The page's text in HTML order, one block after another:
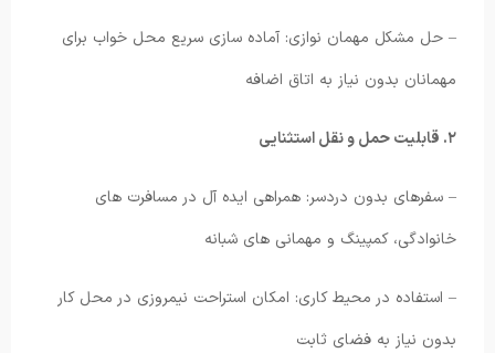
– حل مشکل مهمان نوازی: آماده سازی سریع محل خواب برای
مهمانان بدون نیاز به اتاق اضافه
۲. قابلیت حمل و نقل استثنایی
– سفرهای بدون دردسر: همراهی ایده آل در مسافرت های
خانوادگی، کمپینگ و مهمانی های شبانه
– استفاده در محیط کاری: امکان استراحت نیمروزی در محل کار
بدون نیاز به فضای ثابت